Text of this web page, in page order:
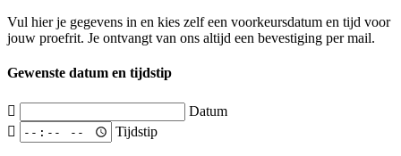
Vul hier je gegevens in en kies zelf een voorkeursdatum en tijd voor
jouw proefrit. Je ontvangt van ons altijd een bevestiging per mail.
Gewenste datum en tijdstip
Datum
Tijdstip